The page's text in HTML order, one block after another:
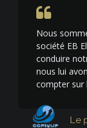
Nous
société EB
conduire
nous lui
compter sur
Le